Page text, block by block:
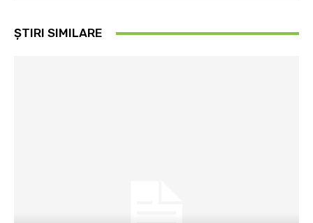
ȘTIRI SIMILARE